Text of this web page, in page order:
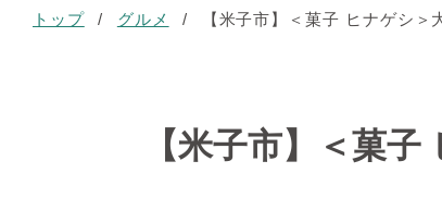
トップ / グルメ / 【米子市】＜菓子 ヒナゲシ
【米子市】＜菓